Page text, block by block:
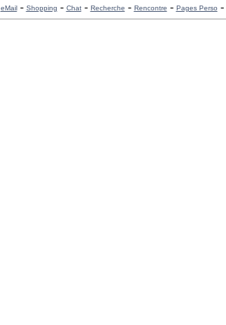
eMail- Shopping - Chat- Recherche - Rencontre - Pages Perso -